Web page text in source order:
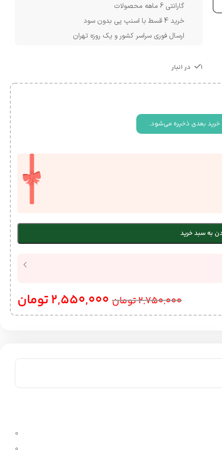
گارانتی 6 ماهه محصولات
خرید 4 قسط با اسنپ پی بدون سود
ارسال فوری سراسر کشور و یک روزه تهران
1 در انبار
خرید بعدی ذخیره می‌شود.
به سبد خرید
2,750,000تومان 2,550,000تومان
0